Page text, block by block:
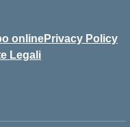
onlinePrivacy Policy
Legali